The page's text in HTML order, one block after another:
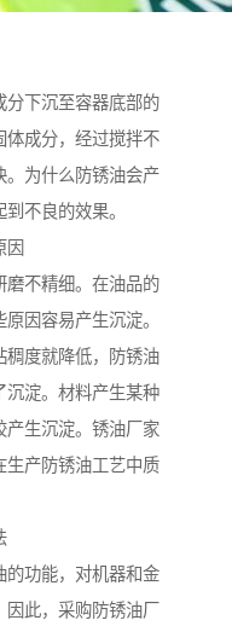
分下沉至容器底部的
体成分，经过搅拌不
。为什么防锈油会产
不良的效果。
因
磨不精细。在油品的
因容易产生沉淀。
稠度就降低，防锈油
沉淀。材料产生某种
产生沉淀。锈油厂家
生产防锈油工艺中质
的功能，对机器和金
此，采购防锈油厂